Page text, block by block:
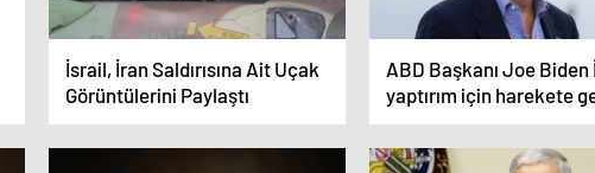
İsrail, İran Saldırısına Ait Uçak
Görüntülerini Paylaştı
ABD Başkanı Joe Biden
yaptırım için harekete